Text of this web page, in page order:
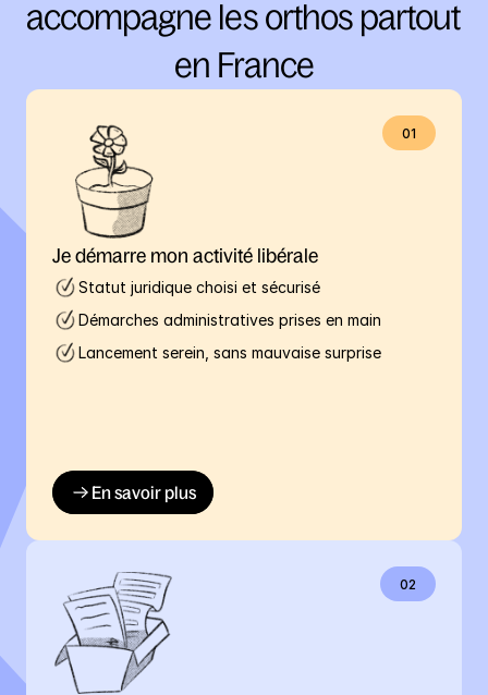
accompagne les orthos partout
en France
01
Je démarre mon activité libérale
Statut juridique choisi et sécurisé
Démarches administratives prises en main
Lancement serein, sans mauvaise surprise
En savoir plus
02